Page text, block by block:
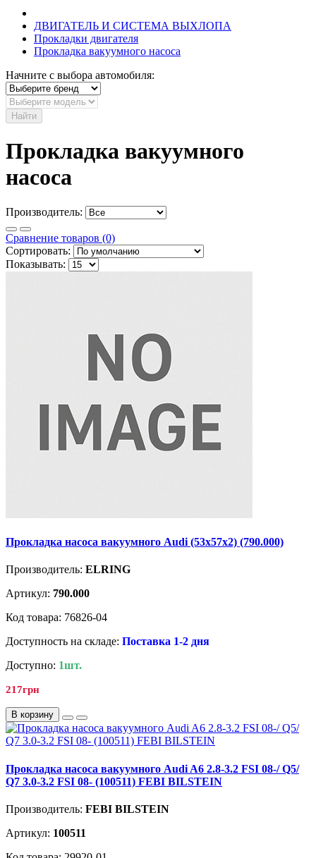
ДВИГАТЕЛЬ И СИСТЕМА ВЫХЛОПА
Прокладки двигателя
Прокладка вакуумного насоса
Начните с выбора автомобиля:
Найти
Прокладка вакуумного
насоса
Производитель:
Сравнение товаров (0)
Сортировать:
Показывать:
Прокладка насоса вакуумного Audi (53x57x2) (790.000)
Производитель: ELRING
Артикул: 790.000
Код товара: 76826-04
Доступность на складе: Поставка 1-2 дня
Доступно: 1шт.
217грн
В корзину
Прокладка насоса вакуумного Audi A6 2.8-3.2 FSI 08-/ Q5/
Q7 3.0-3.2 FSI 08- (100511) FEBI BILSTEIN
Производитель: FEBI BILSTEIN
Артикул: 100511